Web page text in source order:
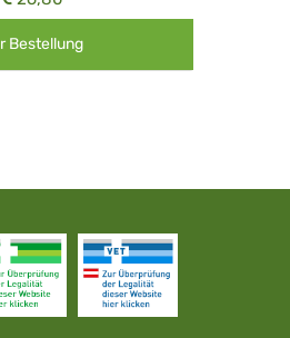
Bestellung